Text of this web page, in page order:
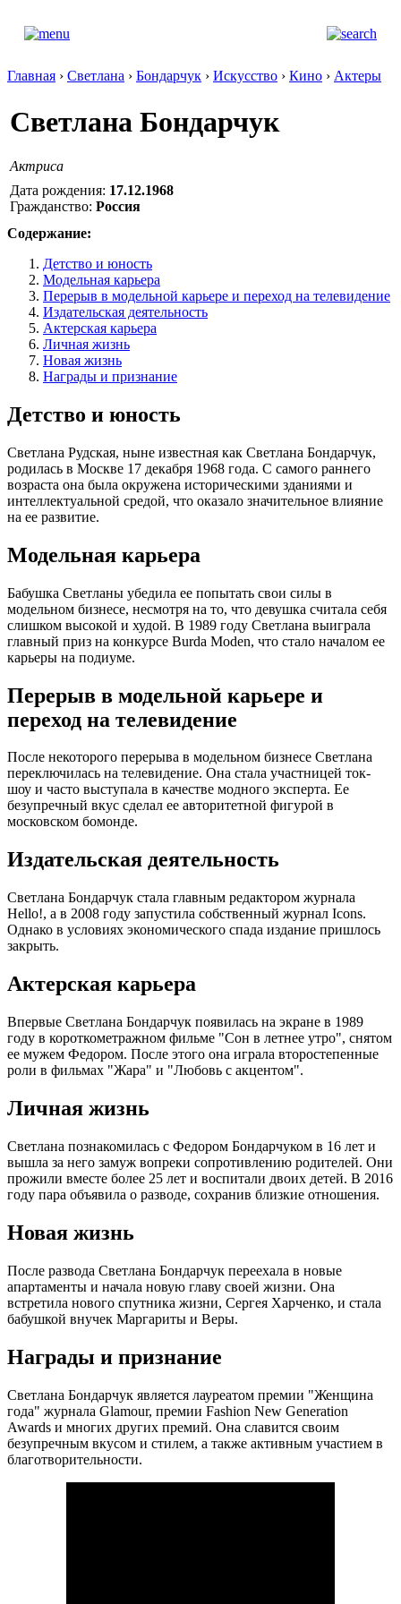
Главная › Светлана › Бондарчук › Искусство › Кино › Актеры
Светлана Бондарчук
Актриса
Дата рождения: 17.12.1968
Гражданство: Россия
Содержание:
Детство и юность
Модельная карьера
Перерыв в модельной карьере и переход на телевидение
Издательская деятельность
Актерская карьера
Личная жизнь
Новая жизнь
Награды и признание
Детство и юность
Светлана Рудская, ныне известная как Светлана Бондарчук,
родилась в Москве 17 декабря 1968 года. С самого раннего
возраста она была окружена историческими зданиями и
интеллектуальной средой, что оказало значительное влияние
на ее развитие.
Модельная карьера
Бабушка Светланы убедила ее попытать свои силы в
модельном бизнесе, несмотря на то, что девушка считала себя
слишком высокой и худой. В 1989 году Светлана выиграла
главный приз на конкурсе Burda Moden, что стало началом ее
карьеры на подиуме.
Перерыв в модельной карьере и
переход на телевидение
После некоторого перерыва в модельном бизнесе Светлана
переключилась на телевидение. Она стала участницей ток-
шоу и часто выступала в качестве модного эксперта. Ее
безупречный вкус сделал ее авторитетной фигурой в
московском бомонде.
Издательская деятельность
Светлана Бондарчук стала главным редактором журнала
Hello!, а в 2008 году запустила собственный журнал Icons.
Однако в условиях экономического спада издание пришлось
закрыть.
Актерская карьера
Впервые Светлана Бондарчук появилась на экране в 1989
году в короткометражном фильме "Сон в летнее утро", снятом
ее мужем Федором. После этого она играла второстепенные
роли в фильмах "Жара" и "Любовь с акцентом".
Личная жизнь
Светлана познакомилась с Федором Бондарчуком в 16 лет и
вышла за него замуж вопреки сопротивлению родителей. Они
прожили вместе более 25 лет и воспитали двоих детей. В 2016
году пара объявила о разводе, сохранив близкие отношения.
Новая жизнь
После развода Светлана Бондарчук переехала в новые
апартаменты и начала новую главу своей жизни. Она
встретила нового спутника жизни, Сергея Харченко, и стала
бабушкой внучек Маргариты и Веры.
Награды и признание
Светлана Бондарчук является лауреатом премии "Женщина
года" журнала Glamour, премии Fashion New Generation
Awards и многих других премий. Она славится своим
безупречным вкусом и стилем, а также активным участием в
благотворительности.